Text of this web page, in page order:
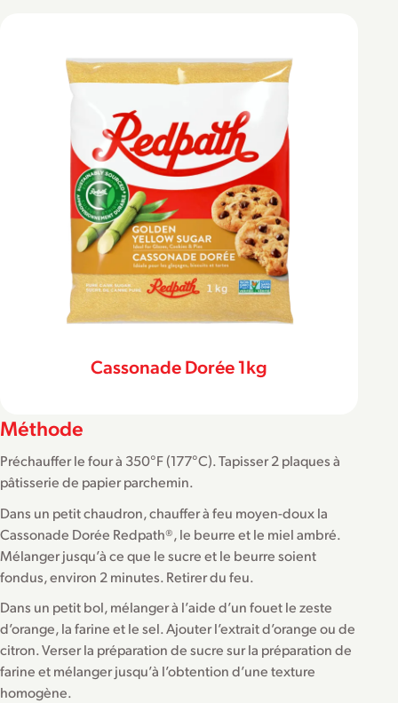
Cassonade Dorée 1kg
Méthode
Préchauffer le four à 350°F (177°C). Tapisser 2 plaques à
pâtisserie de papier parchemin.
Dans un petit chaudron, chauffer à feu moyen-doux la
Cassonade Dorée Redpath®, le beurre et le miel ambré.
Mélanger jusqu’à ce que le sucre et le beurre soient
fondus, environ 2 minutes. Retirer du feu.
Dans un petit bol, mélanger à l’aide d’un fouet le zeste
d’orange, la farine et le sel. Ajouter l’extrait d’orange ou de
citron. Verser la préparation de sucre sur la préparation de
farine et mélanger jusqu’à l’obtention d’une texture
homogène.